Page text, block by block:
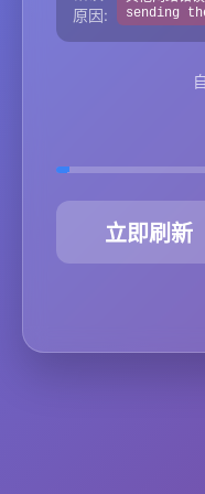
原因:
sending
立即刷新